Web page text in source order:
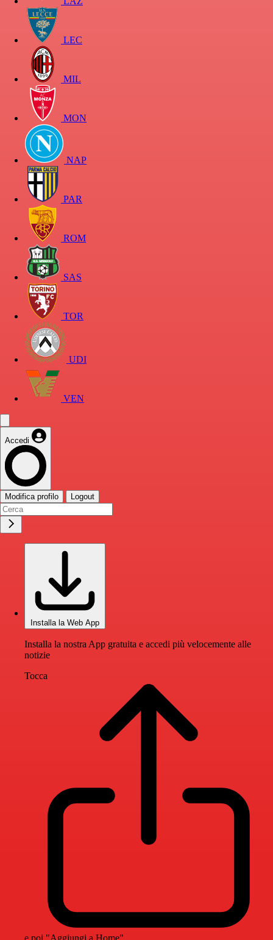
LEC
MIL
MON
NAP
PAR
ROM
SAS
TOR
UDI
VEN
Accedi
Modifica profilo Logout
Installa la Web App
Installa la nostra App gratuita e accedi più velocemente alle
notizie
Tocca
e poi "Aggiungi a Home"